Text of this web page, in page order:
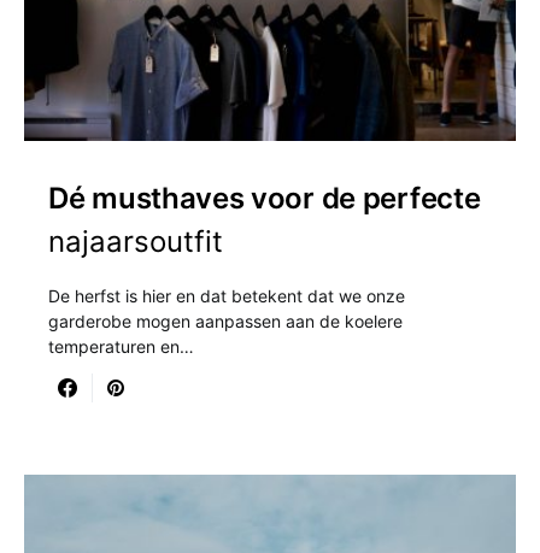
Dé musthaves voor de perfecte
najaarsoutfit
De herfst is hier en dat betekent dat we onze
garderobe mogen aanpassen aan de koelere
temperaturen en…